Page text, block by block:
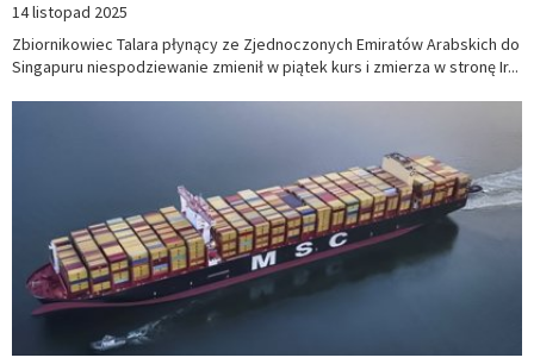
14 listopad 2025
Zbiornikowiec Talara płynący ze Zjednoczonych Emiratów Arabskich do
Singapuru niespodziewanie zmienił w piątek kurs i zmierza w stronę Ir...